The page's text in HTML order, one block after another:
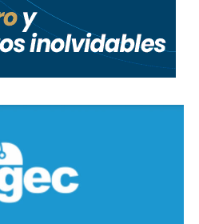
Agencia Córdoba
desarrolló una
medición precisa de cada
la modelización
en cada ámbito